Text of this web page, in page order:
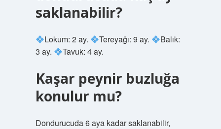
saklanabilir?
Lokum: 2 ay. Tereyağı: 9 ay.
Balık:
3 ay.
Tavuk: 4 ay.
Kaşar peynir buzluğa
konulur mu?
Dondurucuda 6 aya kadar saklanabilir,